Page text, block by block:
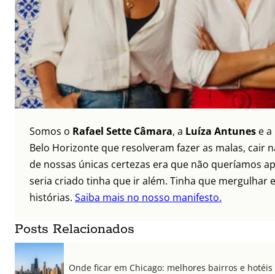
Somos o Rafael Sette Câmara, a Luíza Antunes e a
Belo Horizonte que resolveram fazer as malas, cair
de nossas únicas certezas era que não queríamos
seria criado tinha que ir além. Tinha que mergulhar
histórias. Saiba mais no nosso manifesto.
Posts Relacionados
Onde ficar em Chicago: melhores bairros e